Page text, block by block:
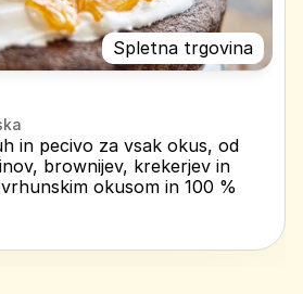
Spletna trgovina
in pecivo za vsak okus, od
brownijev, krekerjev in
okusom in 100 %